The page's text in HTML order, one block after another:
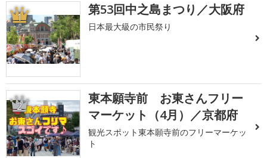
1 第53回中之島まつり／大阪府
日本最大級の市民祭り
2
東本願寺前 お東さんフリー
マーケット（4月）／京都府
観光スポット東本願寺前のフリーマーケッ
ト